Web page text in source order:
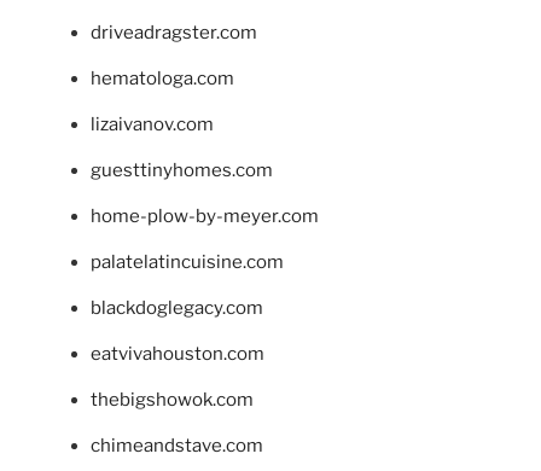
driveadragster.com
hematologa.com
lizaivanov.com
guesttinyhomes.com
home-plow-by-meyer.com
palatelatincuisine.com
blackdoglegacy.com
eatvivahouston.com
thebigshowok.com
chimeandstave.com